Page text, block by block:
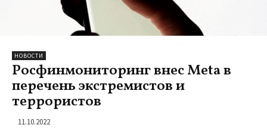
НОВОСТИ
Росфинмониторинг внес Meta в
перечень экстремистов и
террористов
11.10.2022